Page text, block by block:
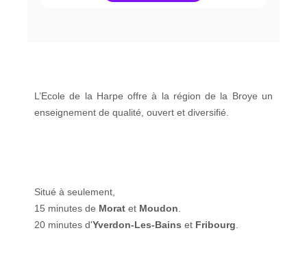
L’Ecole de la Harpe offre à la région de la Broye un
enseignement de qualité, ouvert et diversifié.
Situé à seulement,
15 minutes de Morat et Moudon
20 minutes d'Yverdon-Les-Bains et Fribourg